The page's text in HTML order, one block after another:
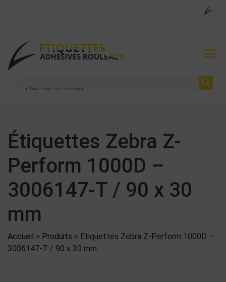
Étiquettes Zebra Z-
Perform 1000D –
3006147-T / 90 x 30
mm
Accueil > Produits > Étiquettes Zebra Z-Perform 1000D –
3006147-T / 90 x 30 mm